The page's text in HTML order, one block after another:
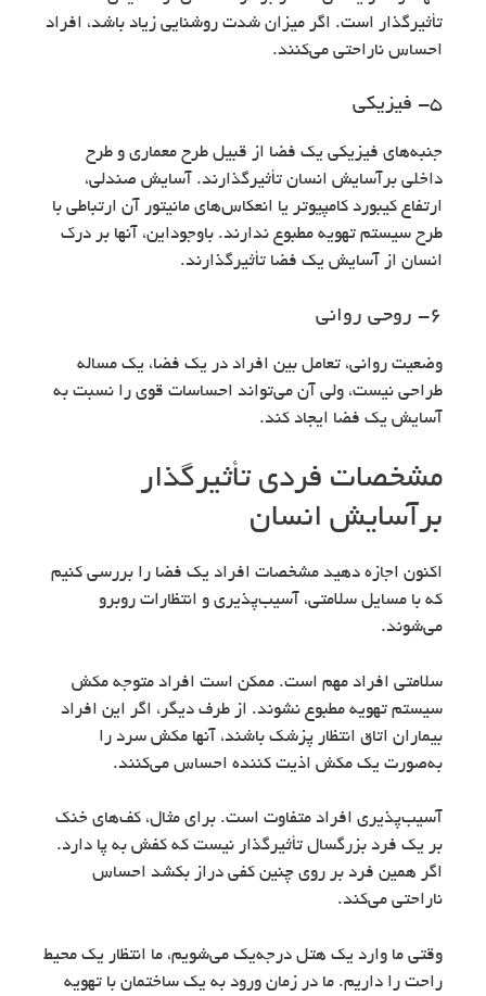
تأثیرگذار است. اگر میزان شدت روشنایی زیاد باشد، افراد
احساس ناراحتی می‌کنند.
۵- فیزیکی
جنبه‌های فیزیکی یک فضا از قبیل طرح معماری و طرح
داخلی برآسایش انسان تأثیرگذارند. آسایش صندلی،
ارتفاع کیبورد کامپیوتر یا انعکاس‌های مانیتور آن ارتباطی با
طرح سیستم تهویه مطبوع ندارند. باوجوداین، آنها بر درک
انسان از آسایش یک فضا تأثیرگذارند.
۶- روحی روانی
وضعیت روانی، تعامل بین افراد در یک فضا، یک مساله
طراحی نیست، ولی آن می‌تواند احساسات قوی را نسبت به
آسایش یک فضا ایجاد کند.
مشخصات فردی تأثیرگذار
برآسایش انسان
اکنون اجازه دهید مشخصات افراد یک فضا را بررسی کنیم
که با مسایل سلامتی، آسیب‌پذیری و انتظارات روبرو
می‌شوند.
سلامتی افراد مهم است. ممکن است افراد متوجه مکش
سیستم تهویه مطبوع نشوند. از طرف دیگر، اگر این افراد
بیماران اتاق انتظار پزشک باشند، آنها مکش سرد را
به‌صورت یک مکش اذیت کننده احساس می‌کنند.
آسیب‌پذیری افراد متفاوت است. برای مثال، کف‌های خنک
بر یک فرد بزرگسال تأثیرگذار نیست که کفش به پا دارد.
اگر همین فرد بر روی چنین کفی دراز بکشد احساس
ناراحتی می‌کند.
وقتی ما وارد یک هتل درجه‌یک می‌شویم، ما انتظار یک محیط
راحت را داریم. ما در زمان ورود به یک ساختمان با تهویه